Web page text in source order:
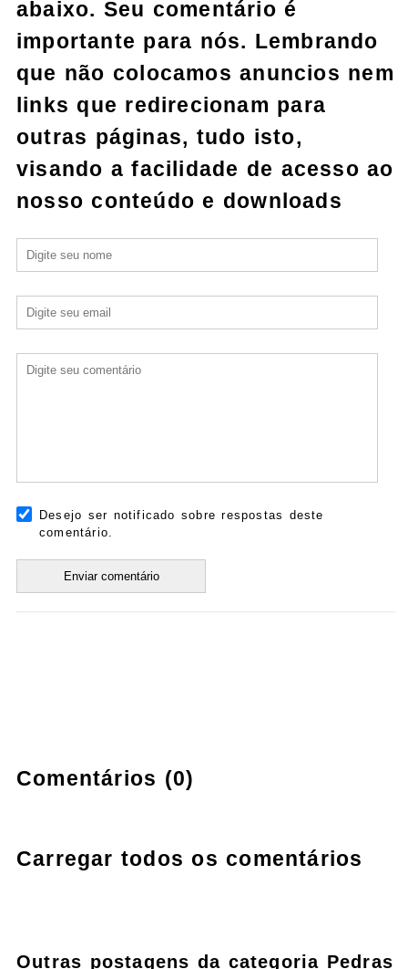
abaixo. Seu comentário é
importante para nós. Lembrando
que não colocamos anuncios nem
links que redirecionam para
outras páginas, tudo isto,
visando a facilidade de acesso ao
nosso conteúdo e downloads
Desejo ser notificado sobre respostas deste
comentário.
Comentários (0)
Carregar todos os comentários
Outras postagens da categoria Pedras